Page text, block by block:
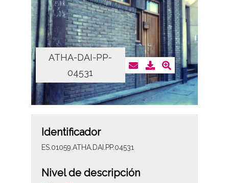
ATHA-DAI-PP-
04531
Identificador
ES.01059.ATHA.DAI.PP.04531
Nivel de descripción